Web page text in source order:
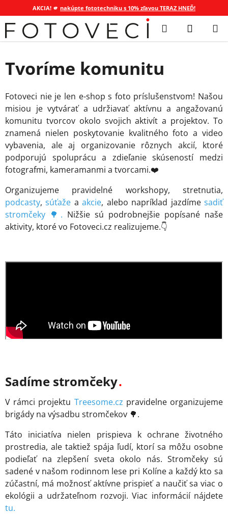
AKCIA! 🫵 nakúpte fototechniku s 10% zľavou TERAZ HNEĎ!
Prejsť
na
obsah
Hľadať
KOŠÍK
Tvoríme komunitu
Fotoveci nie je len e-shop s foto príslušenstvom! Našou
misiou je vytvárať a udržiavať aktívnu a angažovanú
komunitu tvorcov okolo svojich aktivít a projektov. To
znamená nielen poskytovanie kvalitného foto a video
vybavenia, ale aj organizovanie rôznych akcií, ktoré
podporujú spoluprácu a zdieľanie skúseností medzi
fotografmi, kameramanmi a tvorcami.❤️
Organizujeme pravidelné workshopy, stretnutia,
podcasty,súťaže aakcie, alebo napríklad jazdímesadiť
stromčeky 🌳. Nižšie sú podrobnejšie popísané naše
aktivity, ktoré vo Fotoveci.cz realizujeme.👇
Sadíme stromčeky
V rámci projektu Treesome.cz pravidelne organizujeme
brigády na výsadbu stromčekov 🌳.
Táto iniciatíva nielen prispieva k ochrane životného
prostredia, ale taktiež spája ľudí, ktorí sa môžu osobne
podieľať na zlepšení sveta okolo nás. Stromčeky sú
sadené v našom rodinnom lese pri Kolíne a každý kto sa
zúčastní, má možnosť aktívne prispieť a naučiť sa viac o
ekológii a udržateľnom rozvoji. Viac informácií nájdete
tu.